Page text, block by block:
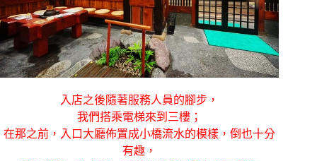
入店之後隨著服務人員的腳步，
我們搭乘電梯來到三樓；
在那之前，入口大廳佈置成小橋流水的模樣，倒也十分
有趣，